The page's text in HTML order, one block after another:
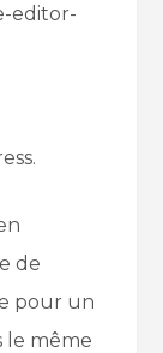
editor-
de
pour un
le même